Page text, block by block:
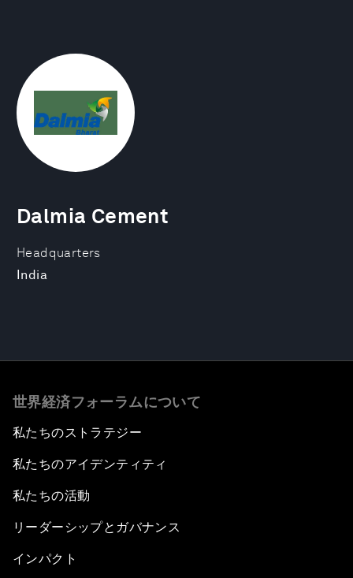
Headquarters
India
Dalmia Cement
世界経済フォーラムについて
私たちのストラテジー
私たちのアイデンティティ
私たちの活動
リーダーシップとガバナンス
インパクト